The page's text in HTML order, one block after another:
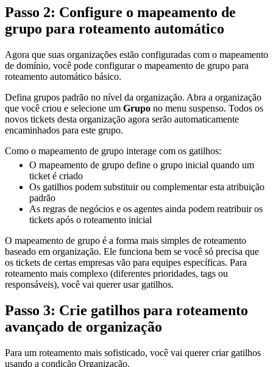
Passo 2: Configure o mapeamento de
grupo para roteamento automático
Agora que suas organizações estão configuradas com o mapeamento
de domínio, você pode configurar o mapeamento de grupo para
roteamento automático básico.
Defina grupos padrão no nível da organização. Abra a organização
que você criou e selecione um Grupo no menu suspenso. Todos os
novos tickets desta organização agora serão automaticamente
encaminhados para este grupo.
Como o mapeamento de grupo interage com os gatilhos:
O mapeamento de grupo define o grupo inicial quando um
ticket é criado
Os gatilhos podem substituir ou complementar esta atribuição
padrão
As regras de negócios e os agentes ainda podem reatribuir os
tickets após o roteamento inicial
O mapeamento de grupo é a forma mais simples de roteamento
baseado em organização. Ele funciona bem se você só precisa que
os tickets de certas empresas vão para equipes específicas. Para
roteamento mais complexo (diferentes prioridades, tags ou
responsáveis), você vai querer usar gatilhos.
Passo 3: Crie gatilhos para roteamento
avançado de organização
Para um roteamento mais sofisticado, você vai querer criar gatilhos
usando a condição Organização.